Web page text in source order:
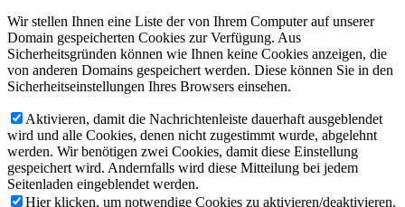
Wir stellen Ihnen eine Liste der von Ihrem Computer auf unserer
Domain gespeicherten Cookies zur Verfügung. Aus
Sicherheitsgründen können wie Ihnen keine Cookies anzeigen, die
von anderen Domains gespeichert werden. Diese können Sie in den
Sicherheitseinstellungen Ihres Browsers einsehen.
Aktivieren, damit die Nachrichtenleiste dauerhaft ausgeblendet
wird und alle Cookies, denen nicht zugestimmt wurde, abgelehnt
werden. Wir benötigen zwei Cookies, damit diese Einstellung
gespeichert wird. Andernfalls wird diese Mitteilung bei jedem
Seitenladen eingeblendet werden.
Hier klicken, um notwendige Cookies zu aktivieren/deaktivieren.